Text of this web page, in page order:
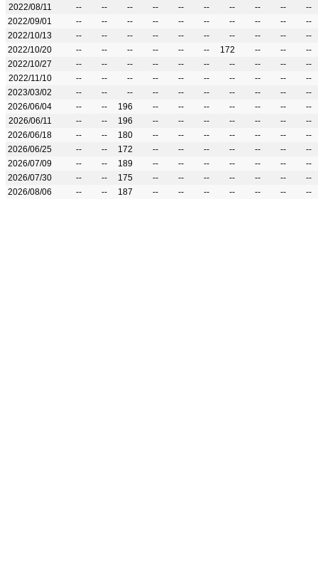
2022/08/11 -- -- -- -- -- -- -- -- --
--
2022/09/01
-- -- -- -- -- -- -- -- --
--
2022/10/13
-- -- -- -- -- -- -- -- --
--
2022/10/20
-- -- -- -- -- -- 172 -- --
--
2022/10/27
-- -- -- -- -- -- -- -- --
--
2022/11/10
-- -- -- -- -- -- -- -- --
--
2023/03/02
-- -- -- -- -- -- -- -- --
--
2026/06/04
-- -- 196 -- -- -- -- -- --
--
2026/06/11
-- -- 196 -- -- -- -- -- --
--
2026/06/18
-- -- 180 -- -- -- -- -- --
--
2026/06/25
-- -- 172 -- -- -- -- -- --
--
2026/07/09
-- -- 189 -- -- -- -- -- --
--
2026/07/30
-- -- 175 -- -- -- -- -- --
--
2026/08/06
-- -- 187 -- -- -- -- -- -- --